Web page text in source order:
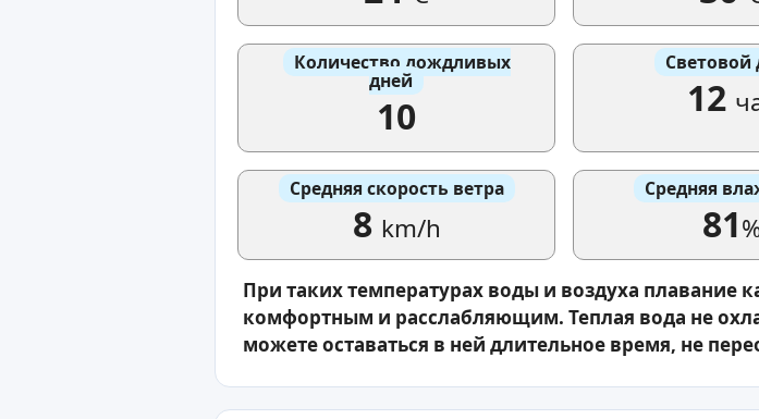
Количество дождливых
дней
10
Световой
12
Средняя скорость ветра
8 km/h
Средняя
81
При таких температурах воды и воздуха плавание
комфортным и расслабляющим. Теплая вода не
можете оставаться в ней длительное время, не